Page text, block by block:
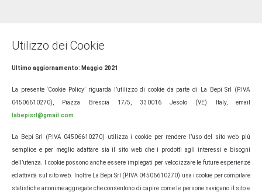
Utilizzo dei Cookie
Ultimo aggiornamento: Maggio 2021
La presente ‘Cookie Policy’ riguarda l’utilizzo di cookie da parte di La Bepi Srl (P.IVA
04506610270), Piazza Brescia 17/5, 330016 Jesolo (VE) Italy, email
labepisrl@gmail.com
La Bepi Srl (P.IVA 04506610270) utilizza i cookie per rendere l’uso del sito web più
semplice e per meglio adattare sia il sito web che i prodotti agli interessi e bisogni
dell’utenza. I cookie possono anche essere impiegati per velocizzare le future esperienze
ed attività sul sito web. Inoltre La Bepi Srl (P.IVA 04506610270) usa i cookie per compilare
statistiche anonime aggregate che consentono di capire come le persone navigano il sito e